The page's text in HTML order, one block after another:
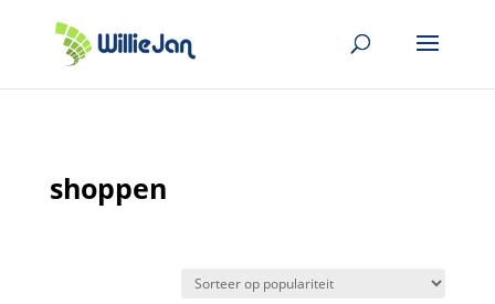
shoppen